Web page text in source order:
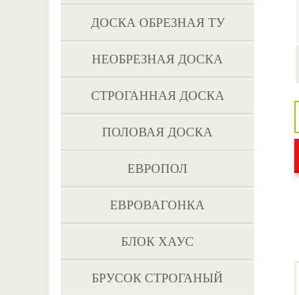
ДОСКА ОБРЕЗНАЯ ТУ
НЕОБРЕЗНАЯ ДОСКА
СТРОГАННАЯ ДОСКА
ПОЛОВАЯ ДОСКА
ЕВРОПОЛ
ЕВРОВАГОНКА
БЛОК ХАУС
БРУСОК СТРОГАНЫЙ